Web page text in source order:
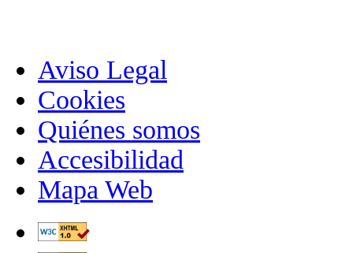
Aviso Legal
Cookies
Quiénes somos
Accesibilidad
Mapa Web